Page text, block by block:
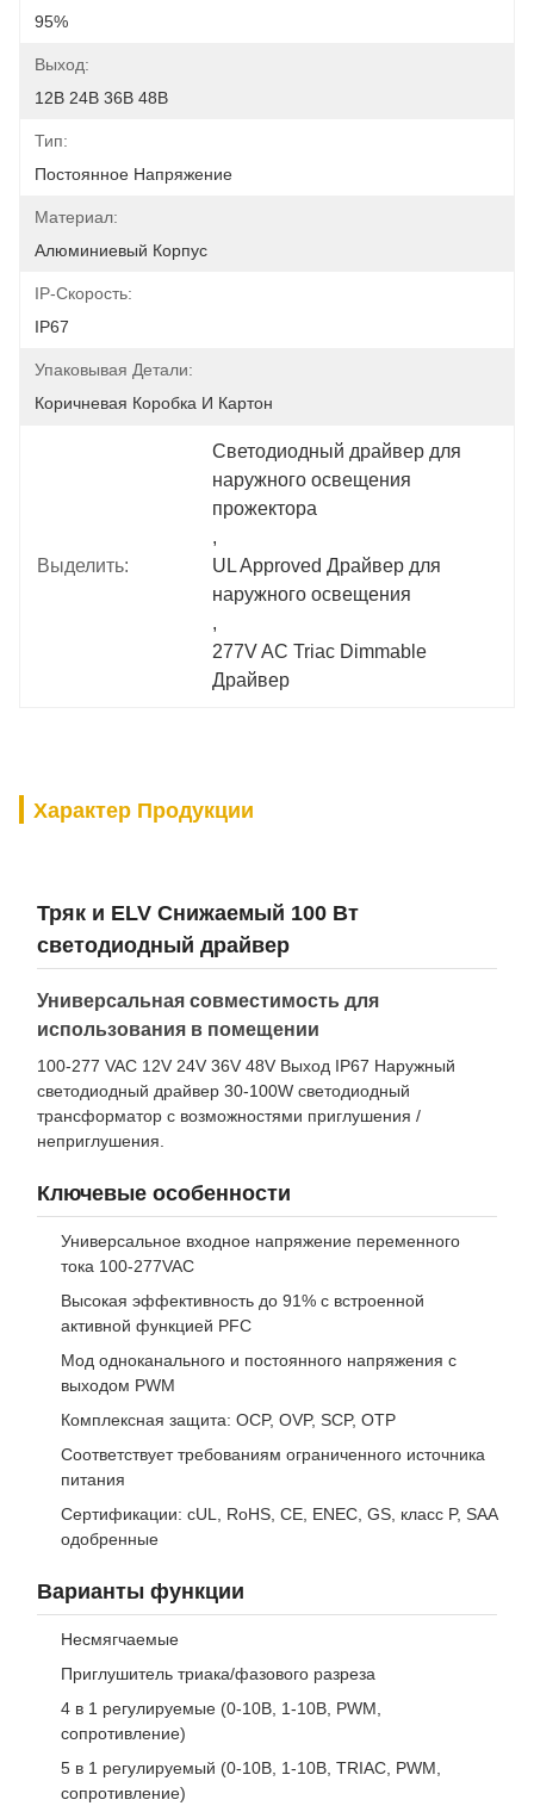
95%
Выход:
12В 24В 36В 48В
Тип:
Постоянное Напряжение
Материал:
Алюминиевый Корпус
IP-Скорость:
IP67
Упаковывая Детали:
Коричневая Коробка И Картон
Выделить:
Светодиодный драйвер для
наружного освещения
прожектора
,
UL Approved Драйвер для
наружного освещения
,
277V AC Triac Dimmable
Драйвер
Характер Продукции
Тряк и ELV Снижаемый 100 Вт
светодиодный драйвер
Универсальная совместимость для
использования в помещении
100-277 VAC 12V 24V 36V 48V Выход IP67 Наружный
светодиодный драйвер 30-100W светодиодный
трансформатор с возможностями приглушения /
неприглушения.
Ключевые особенности
Универсальное входное напряжение переменного
тока 100-277VAC
Высокая эффективность до 91% с встроенной
активной функцией PFC
Мод одноканального и постоянного напряжения с
выходом PWM
Комплексная защита: OCP, OVP, SCP, OTP
Соответствует требованиям ограниченного источника
питания
Сертификации: cUL, RoHS, CE, ENEC, GS, класс P, SAA
одобренные
Варианты функции
Несмягчаемые
Приглушитель триака/фазового разреза
4 в 1 регулируемые (0-10В, 1-10В, PWM,
сопротивление)
5 в 1 регулируемый (0-10В, 1-10В, TRIAC, PWM,
сопротивление)